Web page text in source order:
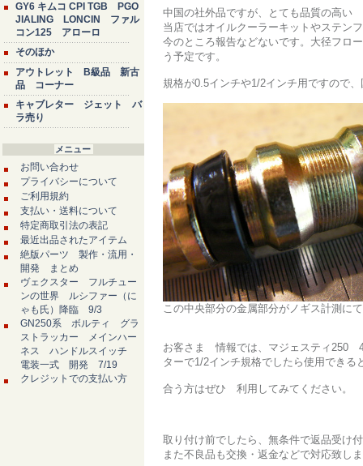
GY6 キムコ CPI TGB PGO
JIALING LONCIN ファル
コン125 アローロ
そのほか
アウトレット B級品 新古
品 コーナー
キャブレター ジェット バ
ラ売り
メニュー
お問い合わせ
プライバシーについて
ご利用規約
支払い・送料について
特定商取引法の表記
最近出品されたアイテム
絶版パーツ 製作・流用・
開発 まとめ
ヴェクスター フルチュー
ンの世界 ルシファー（に
ゃも氏）降臨 9/3
GN250系 ボルティ グラ
ストラッカー メインハー
ネス ハンドルスイッチ
電装一式 開発 7/19
クレジットでの支払い方
中国の社外品ですが、とても品質の高い
当店ではオイルクーラーキットやステン
今のところ報告などないです。大径フロ
う予定です。
規格が0.5インチや1/2インチ用ですので
この中央部分の金属部分がノギス計測に
お客さま 情報では、マジェスティ250
ターで1/2インチ規格でしたら使用できる
合う方はぜひ 利用してみてください。
取り付け前でしたら、無条件で返品受け
また不良品も交換・返金などで対応致し